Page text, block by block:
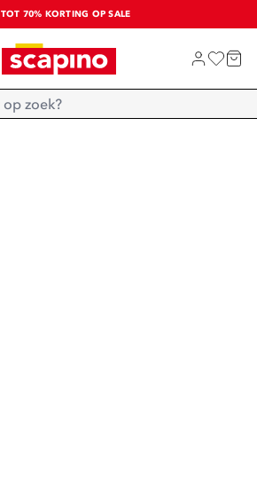
TOT 70% KORTING OP SALE
SALE: LAATSTE KANS!
SHOP NIEUW
Home